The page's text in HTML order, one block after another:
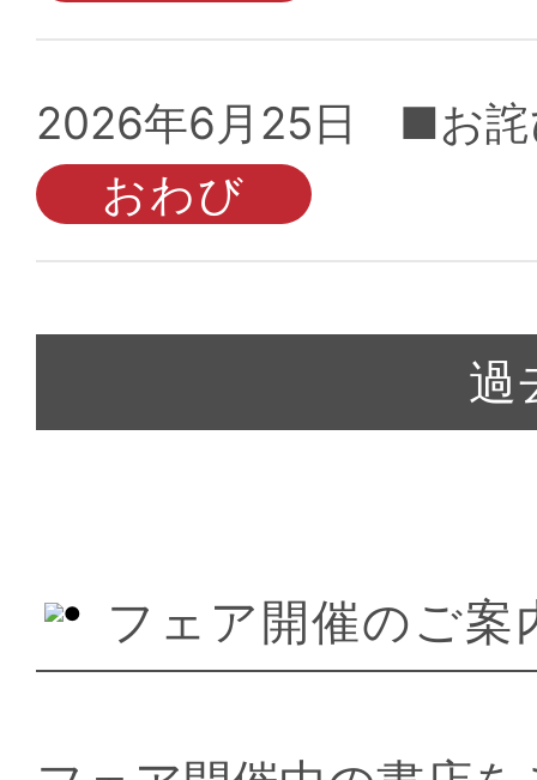
2026年6月25日 ■お
フェア開催のご案